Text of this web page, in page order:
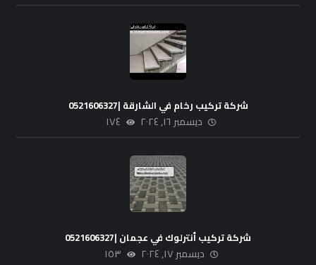
شركة تركيب رخام في الشارقة |0521606327
ديسمبر ١٦, ٢٠٢٤ ١٧٤
شركة تركيب أنترلوك في عجمان |0521606327
ديسمبر ١٧, ٢٠٢٤ ١٥٣